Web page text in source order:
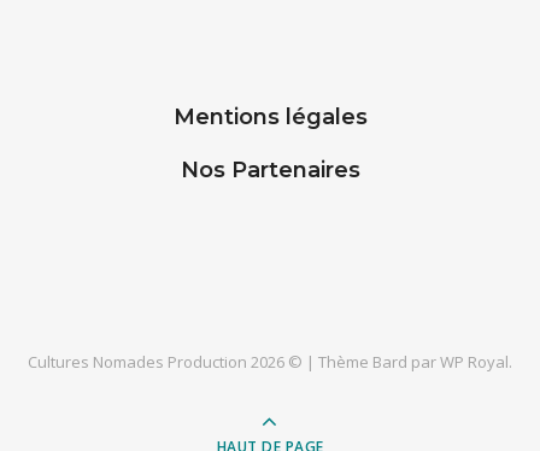
Mentions légales
Nos Partenaires
Cultures Nomades Production 2026 © | Thème Bard parWP Royal.
HAUT DE PAGE